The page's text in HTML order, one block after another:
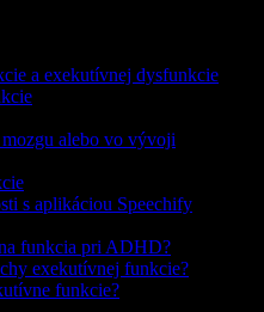
a exekutívnej dysfunkcie
alebo vo vývoji
s aplikáciou Speechify
funkcia pri ADHD?
exekutívnej funkcie?
funkcie?